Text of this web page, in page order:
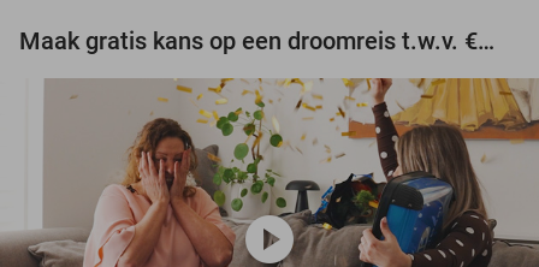
Maak gratis kans op een droomreis t.w.v. €3.000!
play_circle